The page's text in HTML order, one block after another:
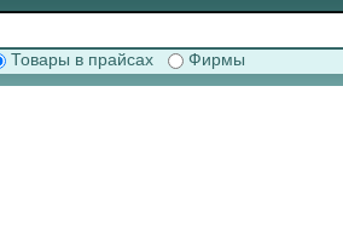
Товары в прайсах Фирмы